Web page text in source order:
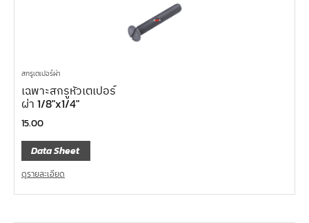
สกรูเตเปอร์ผ่า
เฉพาะสกรูหัวเตเปอร์
ผ่า 1/8″x1/4″
15.00
Data Sheet
ดูรายละเอียด